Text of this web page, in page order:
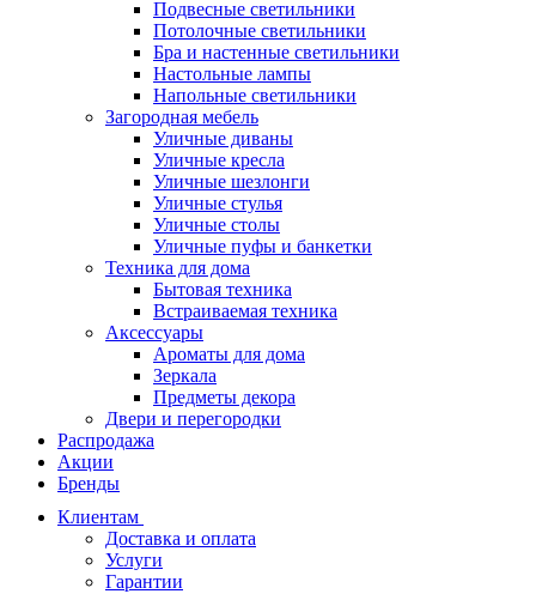
Подвесные светильники
Потолочные светильники
Бра и настенные светильники
Настольные лампы
Напольные светильники
Загородная мебель
Уличные диваны
Уличные кресла
Уличные шезлонги
Уличные стулья
Уличные столы
Уличные пуфы и банкетки
Техника для дома
Бытовая техника
Встраиваемая техника
Аксессуары
Ароматы для дома
Зеркала
Предметы декора
Двери и перегородки
Распродажа
Акции
Бренды
Клиентам
Доставка и оплата
Услуги
Гарантии